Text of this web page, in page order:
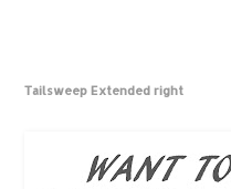
Tailsweep Extended right